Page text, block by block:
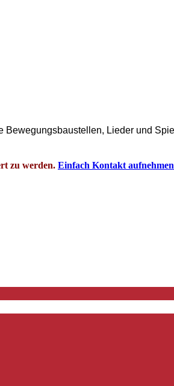
Lieder und
zu werden. Einfach Kontakt aufnehmen